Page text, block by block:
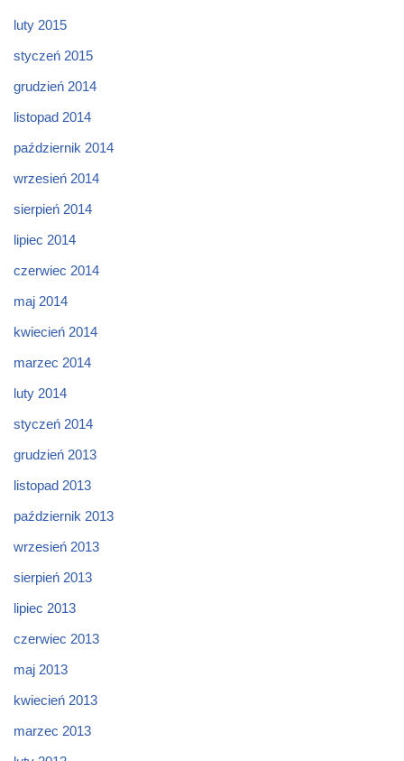
luty 2015
styczeń 2015
grudzień 2014
listopad 2014
październik 2014
wrzesień 2014
sierpień 2014
lipiec 2014
czerwiec 2014
maj 2014
kwiecień 2014
marzec 2014
luty 2014
styczeń 2014
grudzień 2013
listopad 2013
październik 2013
wrzesień 2013
sierpień 2013
lipiec 2013
czerwiec 2013
maj 2013
kwiecień 2013
marzec 2013